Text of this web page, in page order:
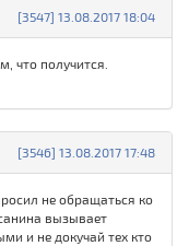
[3547] 13.08.2017 18:04
что получится.
[3546] 13.08.2017 17:48
не обращаться ко
вызывает
и не докучай тех кто